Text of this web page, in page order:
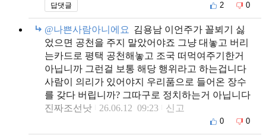
답댓글 2 0
@나쁜사람아니에요 김용남 이언주가 꼴뵈기 싫
었으면 공천을 주지 말았어야죠 그냥 대놓고 버리
는카드로 평택 공천해놓고 조국 떠먹여주기한거
아닙니까 그런걸 보통 해당 행위라고 하는겁니다
사람이 의리가 있어야지 우리품으로 들어온 장수
를 갖다 버립니까? 그따구로 정치하는거 아닙니다
진짜조선낫
26.06.12 09:23 신고
0 0